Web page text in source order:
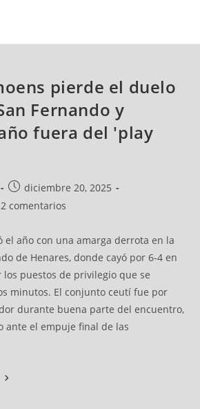
pierde el duelo
Fernando y
fuera del 'play
diciembre 20, 2025
2 comentarios
el año con una amarga derrota en la
de Henares, donde cayó por 6-4 en
puestos de privilegio que se
minutos. El conjunto ceutí fue por
durante buena parte del encuentro,
ante el empuje final de las